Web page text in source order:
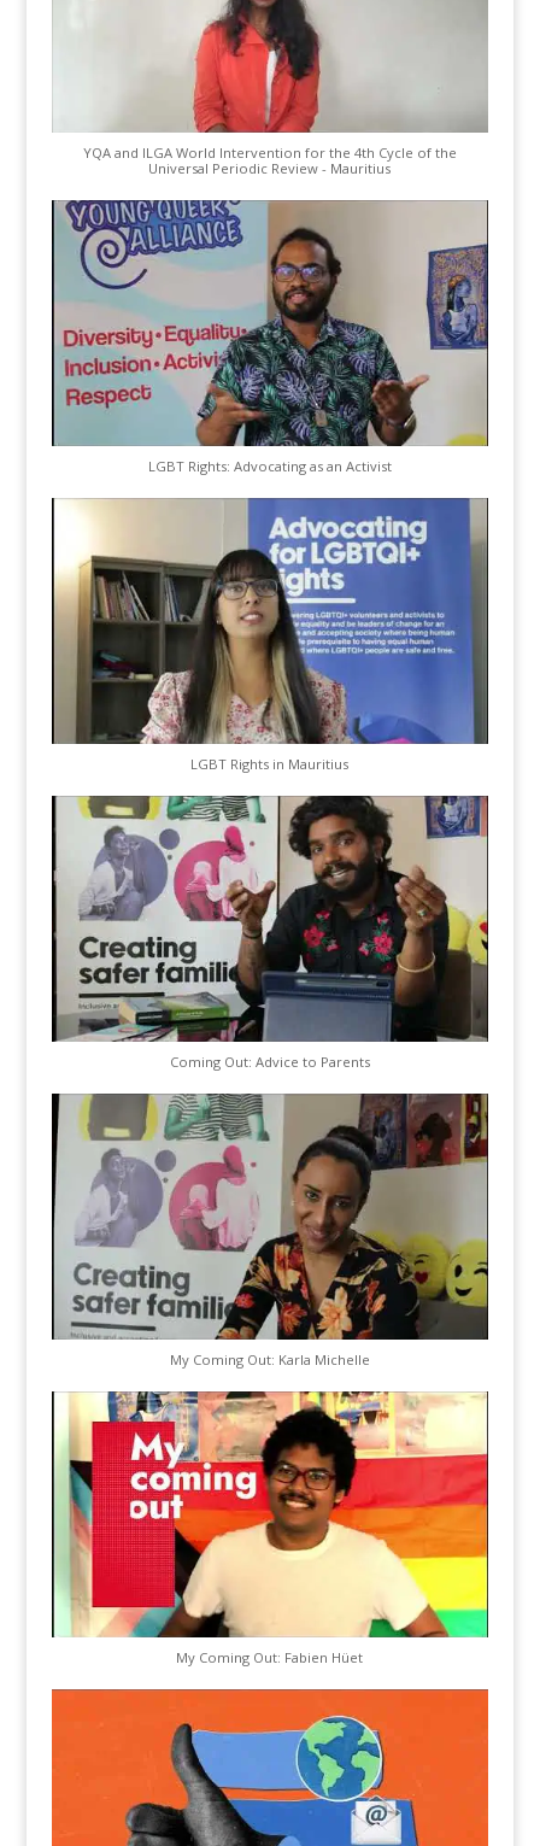
YQA and ILGA World Intervention for the 4th Cycle of the
Universal Periodic Review - Mauritius
LGBT Rights: Advocating as an Activist
LGBT Rights in Mauritius
Coming Out: Advice to Parents
My Coming Out: Karla Michelle
My Coming Out: Fabien Hüet